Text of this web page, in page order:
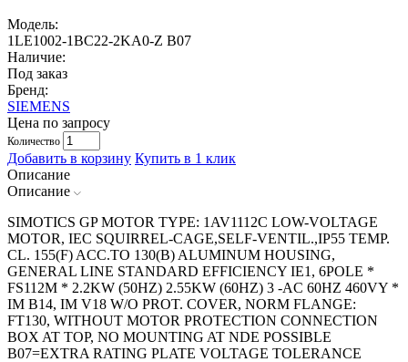
Модель:
1LE1002-1BC22-2KA0-Z B07
Наличие:
Под заказ
Бренд:
SIEMENS
Цена по запросу
Количество
Добавить в корзину Купить в 1 клик
Описание
Описание
SIMOTICS GP MOTOR TYPE: 1AV1112C LOW-VOLTAGE
MOTOR, IEC SQUIRREL-CAGE,SELF-VENTIL.,IP55 TEMP.
CL. 155(F) ACC.TO 130(B) ALUMINUM HOUSING,
GENERAL LINE STANDARD EFFICIENCY IE1, 6POLE *
FS112M * 2.2KW (50HZ) 2.55KW (60HZ) 3 -AC 60HZ 460VY *
IM B14, IM V18 W/O PROT. COVER, NORM FLANGE:
FT130, WITHOUT MOTOR PROTECTION CONNECTION
BOX AT TOP, NO MOUNTING AT NDE POSSIBLE
B07=EXTRA RATING PLATE VOLTAGE TOLERANCE